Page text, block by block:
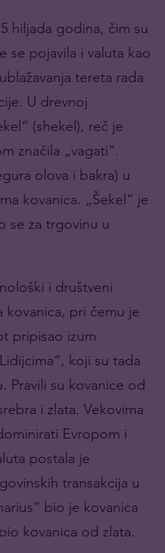
hiljada godina, čim su
se pojavila i valuta kao
tereta rada
U drevnoj
(shekel), reč je
značila „vagati“.
olova i bakra) u
kovanica. „Šekel“ je
se za trgovinu u
i društveni
kovanica, pri čemu je
pripisao izum
koji su tada
Pravili su kovanice od
i zlata. Vekovima
Evropom i
postala je
transakcija u
bio je kovanica
kovanica od zlata.